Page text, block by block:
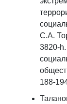
С.А.
3820-
188-